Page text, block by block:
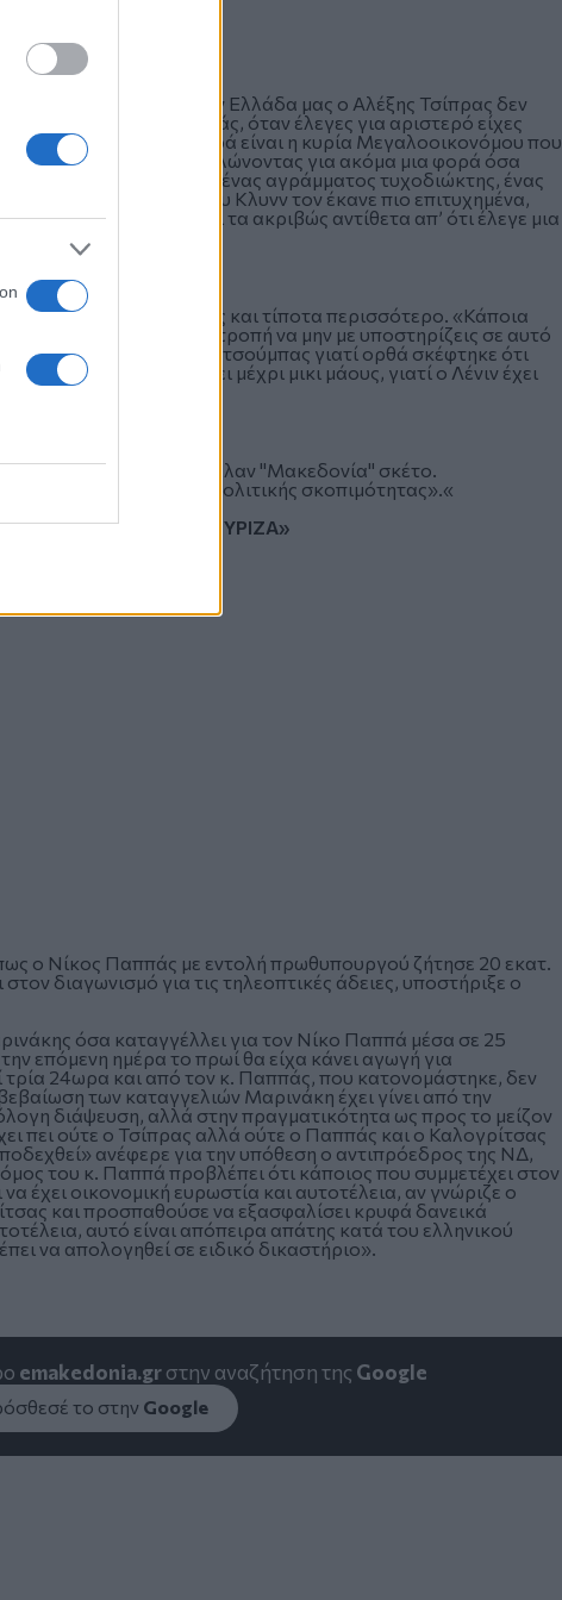
αυτό που έκανε στην Ελλάδα μας ο Αλέξης Τσίπρας δεν
κόμμα ψήφιζε από εμάς, όταν έλεγες για αριστερό είχες
Σήμερα η αριστερά είναι η κυρία Μεγαλοοικονόμου που
ο κ. Γεωργιάδης, εκδηλώνοντας για ακόμα μια φορά όσα
τον σιχαίνομαι. Είναι ένας αγράμματος τυχοδιώκτης, ένας
αλλά ο Χάρρυ Κλυνν τον έκανε πιο επιτυχημένα,
ιδεολογία, που κάνει τα ακριβώς αντίθετα απ’ ότι έλεγε μια
μέχρι μικι μάους και τίποτα περισσότερο. «Κάποια
Κουτσούμπα «είναι ντροπή να μην με υποστηρίζεις σε αυτό
Και γέλασε ο Κουτσούμπας γιατί ορθά σκέφτηκε ότι
μπορεί να διαβάσει μέχρι μικι μάους, γιατί ο Λένιν έχει
«οι Συριζαίοι το ήθελαν "Μακεδονία" σκέτο.
λόγους εσωτερικής πολιτικής σκοπιμότητας».«
την αντίδραση του ΣΥΡΙΖΑ»
ο Νίκος Παππάς με εντολή πρωθυπουργού ζήτησε 20 εκατ.
διαγωνισμό για τις τηλεοπτικές άδειες, υποστήριξε ο
όσα καταγγέλλει για τον Νίκο Παππά μέσα σε 25
επόμενη ημέρα το πρωί θα είχα κάνει αγωγή για
24ωρα και από τον κ. Παππάς, που κατονομάστηκε, δεν
των καταγγελιών Μαρινάκη έχει γίνει από την
διάψευση, αλλά στην πραγματικότητα ως προς το μείζον
πει ούτε ο Τσίπρας αλλά ούτε ο Παππάς και ο Καλογρίτσας
ανέφερε για την υπόθεση ο αντιπρόεδρος της ΝΔ,
του κ. Παππά προβλέπει ότι κάποιος που συμμετέχει στον
έχει οικονομική ευρωστία και αυτοτέλεια, αν γνώριζε ο
και προσπαθούσε να εξασφαλίσει κρυφά δανεικά
αυτό είναι απόπειρα απάτης κατά του ελληνικού
να απολογηθεί σε ειδικό δικαστήριο».
emakedonia.grστην αναζήτηση της Google
το στην Google